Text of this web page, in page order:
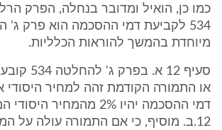
כמו כן, הואיל ומדובר בנחלה, הפרק
534 לקביעת דמי ההסכמה הוא פרק ג'
מיוחדת בהמשך להוראות הכלליות.
סעיף 12 א.
או התמורה הקודמת זהה למחיר היסודי
דמי ההסכמה יהיו 2% מהמחיר
12.ב. מוסיף, כי אם התמורה עולה על